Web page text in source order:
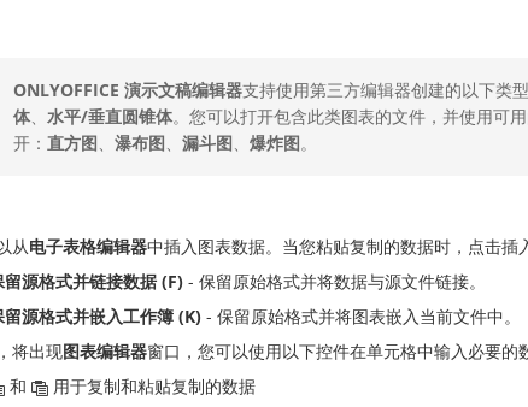
ONLYOFFICE 演示文稿编辑器支持使用第三方编辑器创建的以下类
体
水平/垂直圆锥体。您可以打开包含此类图表的文件，并使用可
开： 直方图 瀑布图 漏斗图 爆炸图。
从电子表格编辑器中插入图表数据。当您粘贴复制的数据时，点击插
留源格式并链接数据 (F) - 保留原始格式并将数据与源文件链接。
留源格式并嵌入工作簿 (K) - 保留原始格式并将图表嵌入当前文件中。
将出现图表编辑器窗口，您可以使用以下控件在单元格中输入必要的
和
用于复制和粘贴复制的数据